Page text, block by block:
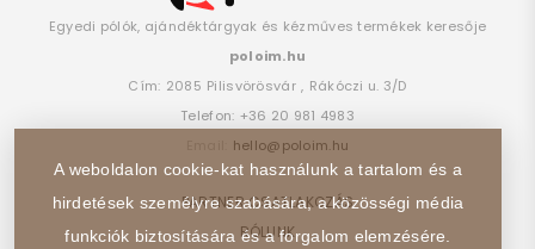
Egyedi pólók, ajándéktárgyak és kézműves termékek keresője
poloim.hu
Cím: 2085 Pilisvörösvár , Rákóczi u. 3/D
Telefon: +36 20 981 4983
hello@poloim.hu
PARTNER CSATLAKOZÁS
RÓLUNK
A weboldalon cookie-kat használunk a tartalom és a
hirdetések személyre szabására, a közösségi média
funkciók biztosítására és a forgalom elemzésére.